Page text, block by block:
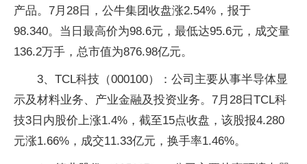
产品。7月28日，公牛集团收盘涨2.54%，报于
98.340。当日最高价为98.6元，最低达95.6元，成交量
136.2万手，总市值为876.98亿元。
3、TCL科技（000100）：公司主要从事半导体显
示及材料业务、产业金融及投资业务。7月28日TCL科
技3日内股价上涨1.4%，截至15点收盘，该股报4.280
元涨1.66%，成交11.33亿元，换手率1.46%。